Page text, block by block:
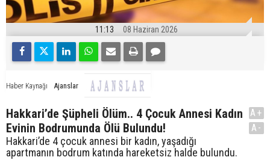
11:13 08 Haziran 2026
Haber Kaynağı Ajanslar
Hakkari’de Şüpheli Ölüm.. 4 Çocuk Annesi Kadın
Evinin Bodrumunda Ölü Bulundu!
Hakkari’de 4 çocuk annesi bir kadın, yaşadığı
apartmanın bodrum katında hareketsiz halde bulundu.
A+
A-